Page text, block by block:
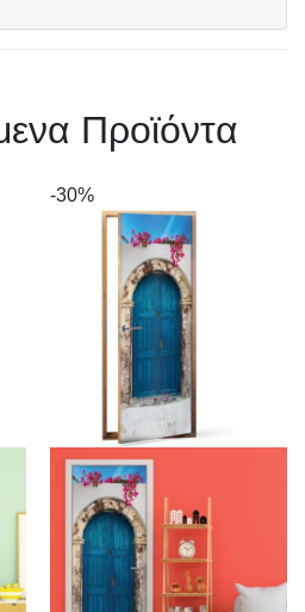
Προϊόντα
-30%